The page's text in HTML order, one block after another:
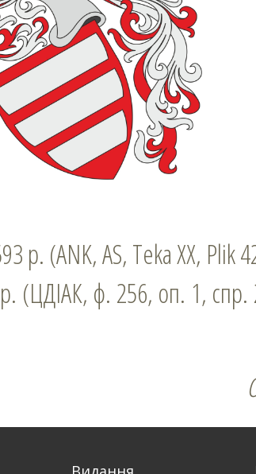
р. (ANK, AS, Teka ХХ, Plik
(ЦДІАК, ф. 256, оп. 1,